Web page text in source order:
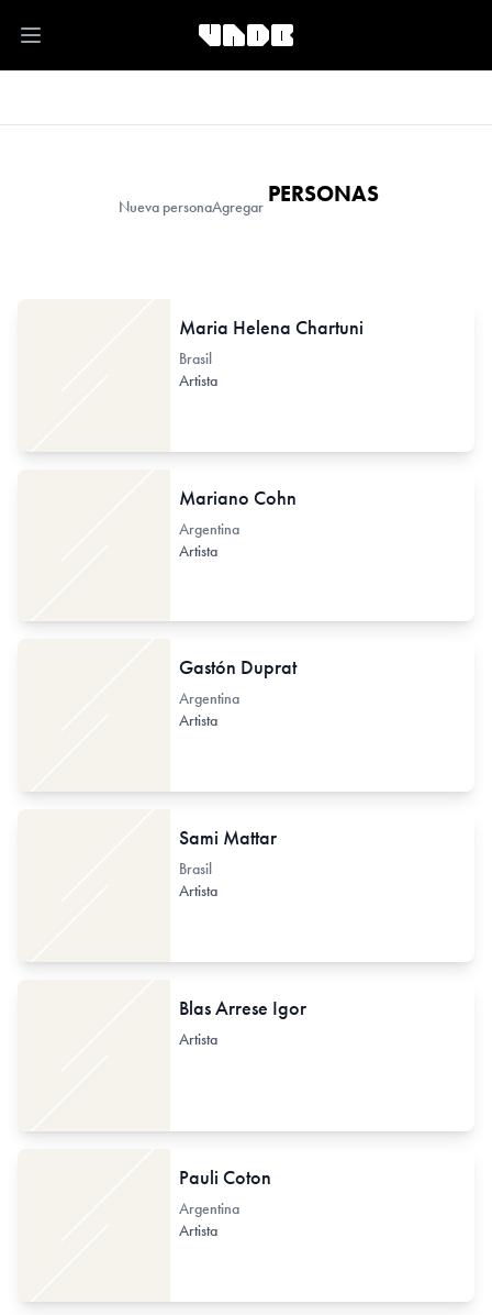
Open main menu
Nueva personaAgregar PERSONAS
Maria Helena Chartuni
Brasil
Artista
Mariano Cohn
Argentina
Artista
Gastón Duprat
Argentina
Artista
Sami Mattar
Brasil
Artista
Blas Arrese Igor
Artista
Pauli Coton
Argentina
Artista